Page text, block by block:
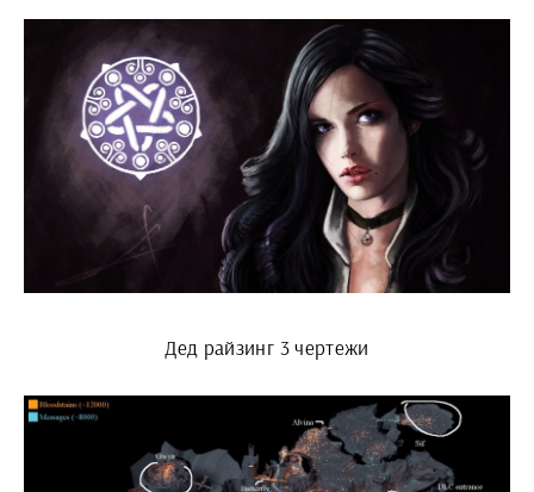
Дед райзинг 3 чертежи